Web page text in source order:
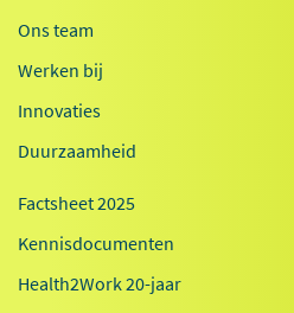
Ons team
Werken bij
Innovaties
Duurzaamheid
Factsheet 2025
Kennisdocumenten
Health2Work 20-jaar